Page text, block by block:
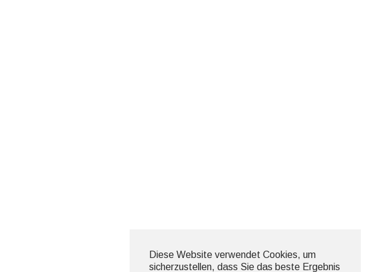
Diese Website verwendet Cookies, um
sicherzustellen, dass Sie das beste Ergebnis